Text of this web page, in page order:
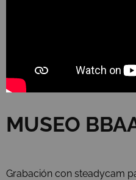
MUSEO
Grabación con steadycam